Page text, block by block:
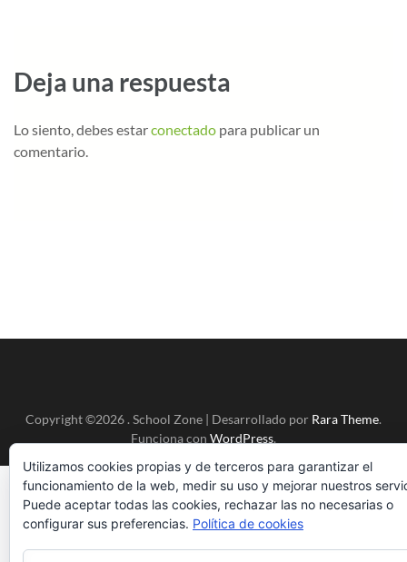
Deja una respuesta
Lo siento, debes estarconectado para publicar un
comentario.
Copyright ©2026 . School Zone | Desarrollado por Rara Theme.
Funciona con WordPress.
Utilizamos cookies propias y de terceros para garantizar el
funcionamiento de la web, medir su uso y mejorar nuestros
Puede aceptar todas las cookies, rechazar las no necesarias o
configurar sus preferencias. Política de cookies